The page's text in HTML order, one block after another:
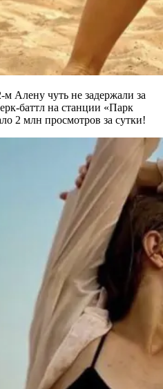
Алену чуть не задержали за
баттл на станции «Парк
2 млн просмотров за сутки!